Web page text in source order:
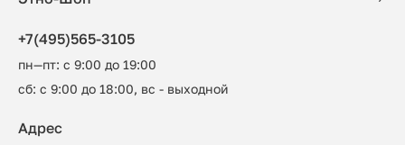
+7(495)565-3105
пн—пт: с 9:00 до 19:00
сб: с 9:00 до 18:00, вс - выходной
Адрес